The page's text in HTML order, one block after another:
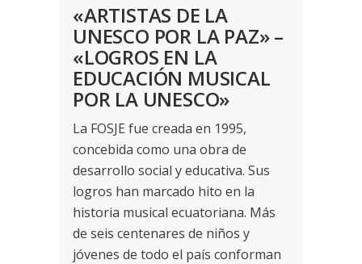
«ARTISTAS DE LA
UNESCO POR LA PAZ» –
«LOGROS EN LA
EDUCACIÓN MUSICAL
POR LA UNESCO»
La FOSJE fue creada en 1995,
concebida como una obra de
desarrollo social y educativa. Sus
logros han marcado hito en la
historia musical ecuatoriana. Más
de seis centenares de niños y
jóvenes de todo el país conforman